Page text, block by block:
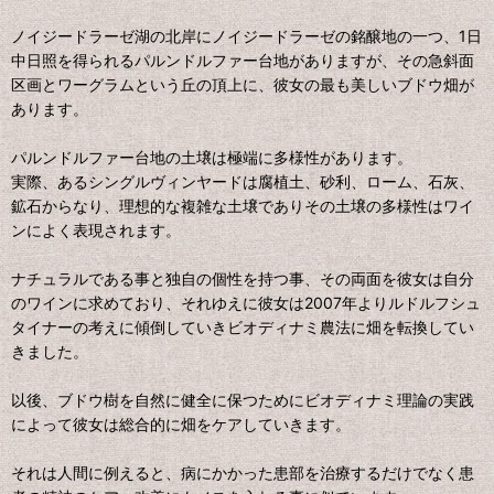
ノイジードラーゼ湖の北岸にノイジードラーゼの銘醸地の一つ、1日
中日照を得られるパルンドルファー台地がありますが、その急斜面
区画とワーグラムという丘の頂上に、彼女の最も美しいブドウ畑が
あります。
パルンドルファー台地の土壌は極端に多様性があります。
実際、あるシングルヴィンヤードは腐植土、砂利、ローム、石灰、
鉱石からなり、理想的な複雑な土壌でありその土壌の多様性はワイ
ンによく表現されます。
ナチュラルである事と独自の個性を持つ事、その両面を彼女は自分
のワインに求めており、それゆえに彼女は2007年よりルドルフシュ
タイナーの考えに傾倒していきビオディナミ農法に畑を転換してい
きました。
以後、ブドウ樹を自然に健全に保つためにビオディナミ理論の実践
によって彼女は総合的に畑をケアしていきます。
それは人間に例えると、病にかかった患部を治療するだけでなく患